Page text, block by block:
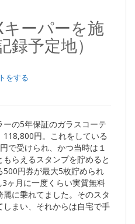
ーパーを施
録予定地）
をする
の5年保証のガラスコーテ
118,800円。これをしている
で受けられ、かつ当時は１
らえるスタンプを貯めると
円券が最大5枚貯められ
ヶ月に一度くらい実質無料
に乗れてました。そのスタ
まい、それからは自宅で手